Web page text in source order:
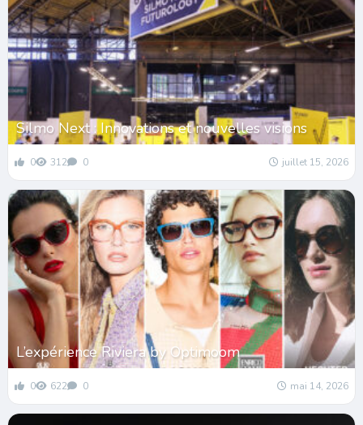
Silmo Next : Innovations et nouvelles visions
0 312 0 juillet 15, 2026
L’expérience Riviera by Optimoom
0 622 0 mai 14, 2026